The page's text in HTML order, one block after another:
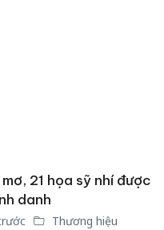
21 họa sỹ nhí được
danh
Thương hiệu